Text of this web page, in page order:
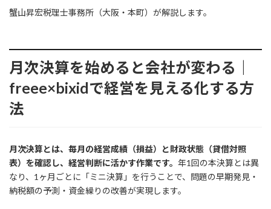
:
蟹山昇宏税理士事務所（大阪・本町）が解説します。
月次決算を始めると会社が変わる｜
freee×bixidで経営を見える化する方
法
月次決算とは、毎月の経営成績（損益）と財政状態（貸借対照
表）を確認し、経営判断に活かす作業です。 年1回の本決算とは異
なり、1ヶ月ごとに「ミニ決算」を行うことで、問題の早期発見・
納税額の予測・資金繰りの改善が実現します。